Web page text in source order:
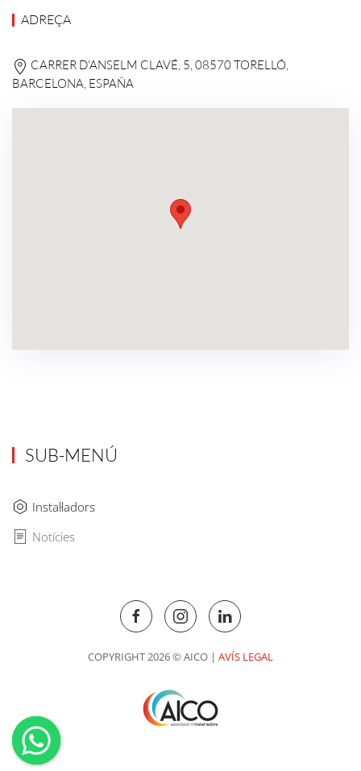
ADREÇA
CARRER D'ANSELM CLAVÉ, 5, 08570 TORELLÓ,
BARCELONA, ESPAÑA
SUB-MENÚ
Instal·ladors
Notícies
COPYRIGHT 2026 © AICO | AVÍS LEGAL